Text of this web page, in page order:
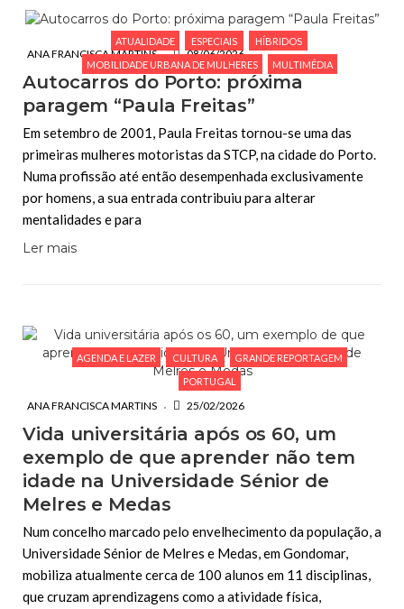
ATUALIDADE ESPECIAIS
HÍBRIDOS
MOBILIDADE URBANA DE MULHERES
MULTIMÉDIA
ANA FRANCISCA MARTINS 08/06/2026
Autocarros do Porto: próxima
paragem “Paula Freitas”
Em setembro de 2001, Paula Freitas tornou-se uma das
primeiras mulheres motoristas da STCP, na cidade do Porto.
Numa profissão até então desempenhada exclusivamente
por homens, a sua entrada contribuiu para alterar
mentalidades e para
Ler mais
AGENDA E LAZER CULTURA
GRANDE REPORTAGEM
PORTUGAL
ANA FRANCISCA MARTINS 25/02/2026
Vida universitária após os 60, um
exemplo de que aprender não tem
idade na Universidade Sénior de
Melres e Medas
Num concelho marcado pelo envelhecimento da população, a
Universidade Sénior de Melres e Medas, em Gondomar,
mobiliza atualmente cerca de 100 alunos em 11 disciplinas,
que cruzam aprendizagens como a atividade física,